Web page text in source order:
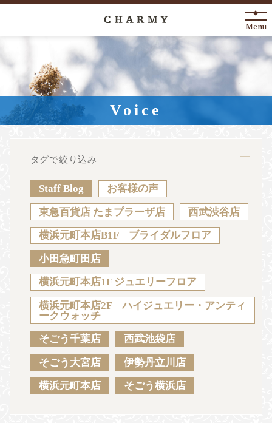
New Arrival
About
Engagement Ring
Anniversary
News Blog
Sustainability Voice Catalog
JA EN CH KO
Menu
Voice
タグで絞り込み
Staff Blog お客様の声
東急百貨店 たまプラーザ店 西武渋谷店
横浜元町本店B1F ブライダルフロア
小田急町田店
横浜元町本店1F ジュエリーフロア
横浜元町本店2F ハイジュエリー・アンティ
ークウォッチ
そごう千葉店 西武池袋店
そごう大宮店 伊勢丹立川店
横浜元町本店 そごう横浜店